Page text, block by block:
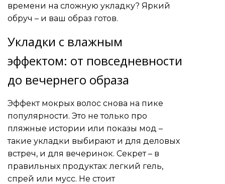
времени на сложную укладку? Яркий
обруч – и ваш образ готов.
Укладки с влажным
эффектом: от повседневности
до вечернего образа
Эффект мокрых волос снова на пике
популярности. Это не только про
пляжные истории или показы мод –
такие укладки выбирают и для деловых
встреч, и для вечеринок. Секрет – в
правильных продуктах: легкий гель,
спрей или мусс. Не стоит